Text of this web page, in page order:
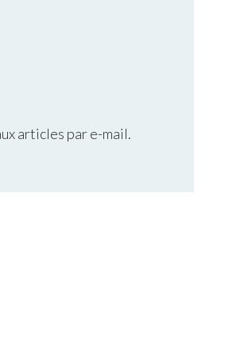
articles par e-mail.